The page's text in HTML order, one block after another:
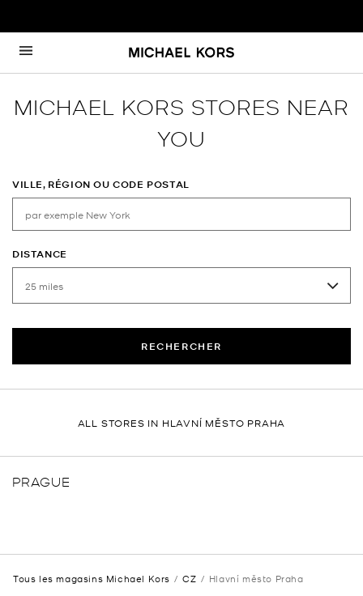
Passer au contenu
Retour à Nav
MICHAEL KORS STORES NEAR
YOU
VILLE, RÉGION OU CODE POSTAL
DISTANCE
RECHERCHER
ALL STORES IN HLAVNÍ MĚSTO PRAHA
PRAGUE
Tous les magasins Michael Kors CZ Hlavní město Praha